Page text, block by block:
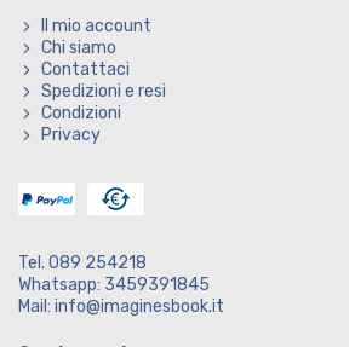
Il mio account
Chi siamo
Contattaci
Spedizioni e resi
Condizioni
Privacy
Tel. 089 254218
Whatsapp: 3459391845
Mail: info@imaginesbook.it